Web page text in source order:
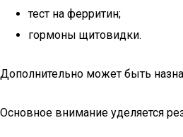
тест на ферритин;
гормоны щитовидки.
Дополнительно может быть
Основное внимание уделяется